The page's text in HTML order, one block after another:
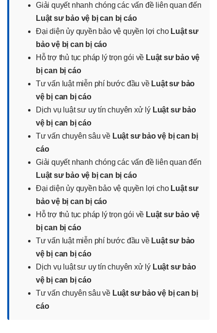
Giải quyết nhanh chóng các vấn đề liên quan đến
Luật sư bảo vệ bị can bị cáo
Đại diện ủy quyền bảo vệ quyền lợi cho Luật sư
bảo vệ bị can bị cáo
Hỗ trợ thủ tục pháp lý trọn gói về Luật sư bảo vệ
bị can bị cáo
Tư vấn luật miễn phí bước đầu về Luật sư bảo
vệ bị can bị cáo
Dịch vụ luật sư uy tín chuyên xử lý Luật sư bảo
vệ bị can bị cáo
Tư vấn chuyên sâu về Luật sư bảo vệ bị can bị
cáo
Giải quyết nhanh chóng các vấn đề liên quan đến
Luật sư bảo vệ bị can bị cáo
Đại diện ủy quyền bảo vệ quyền lợi cho Luật sư
bảo vệ bị can bị cáo
Hỗ trợ thủ tục pháp lý trọn gói về Luật sư bảo vệ
bị can bị cáo
Tư vấn luật miễn phí bước đầu về Luật sư bảo
vệ bị can bị cáo
Dịch vụ luật sư uy tín chuyên xử lý Luật sư bảo
vệ bị can bị cáo
Tư vấn chuyên sâu về Luật sư bảo vệ bị can bị
cáo